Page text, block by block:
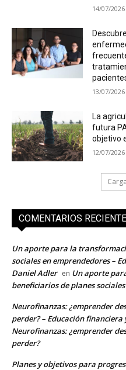
14/07/2026
13/07/2026
La
futura
objetivo
12/07/2026
COMENTARIOS
Un aporte para la
sociales en emprendedores –
Daniel Adler en Un aporte
beneficiarios de planes
Neurofinanzas: ¿emprender
perder? – Educación
Neurofinanzas: ¿emprender
perder?
Planes y objetivos para